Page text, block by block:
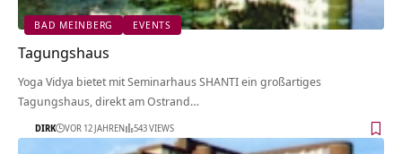
BAD MEINBERG EVENTS
Tagungshaus
Yoga Vidya bietet mit Seminarhaus SHANTI ein großartiges
Tagungshaus, direkt am Ostrand…
DIRK VOR 12 JAHREN 543 VIEWS